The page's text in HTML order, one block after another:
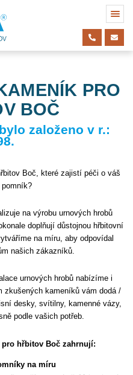
PRO
BOČ
založeno v r.:
Boč, které zajistí péči o váš
pomník?
na výrobu urnových hrobů
doplňují důstojnou hřbitovní
na míru, aby odpovídal
našich zákazníků.
urnových hrobů nabízíme i
zkušených kameníků vám dodá /
desky, svítilny, kamenné vázy,
podle vašich potřeb.
hřbitov Boč zahrnují:
na míru